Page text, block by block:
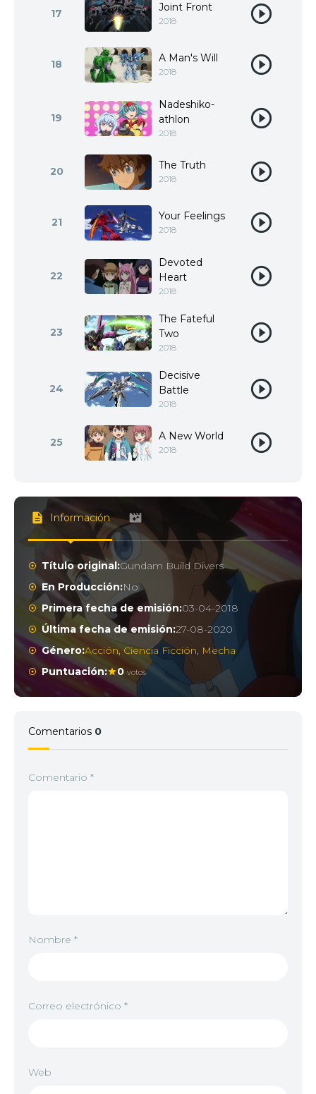
17 Joint Front
2018
18 A Man's Will
2018
19
Nadeshiko-
athlon
2018
20 The Truth
2018
21 Your Feelings
2018
22
Devoted
Heart
2018
23
The Fateful
Two
2018
24
Decisive
Battle
2018
25 A New World
2018
Información
Título original:Gundam Build Divers
En Producción:No
Primera fecha de emisión:03-04-2018
Última fecha de emisión:27-08-2020
Género:Acción, Ciencia Ficción, Mecha
Puntuación:
0 votos
Comentarios 0
Comentario *
Nombre *
Correo electrónico *
Web